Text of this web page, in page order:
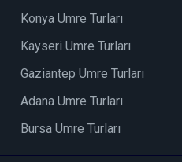
Konya Umre Turları
Kayseri Umre Turları
Gaziantep Umre Turları
Adana Umre Turları
Bursa Umre Turları